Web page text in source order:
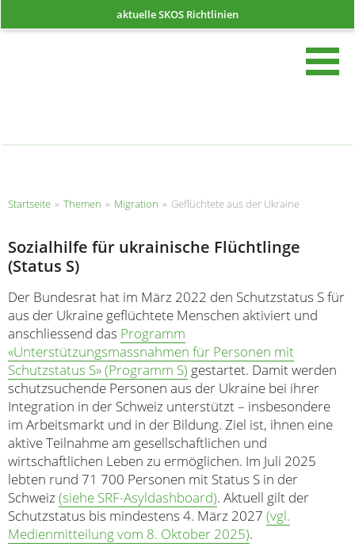
aktuelle SKOS Richtlinien
Startseite » Themen » Migration » Geflüchtete aus der Ukraine
Sozialhilfe für ukrainische Flüchtlinge
(Status S)
Der Bundesrat hat im März 2022 den Schutzstatus S für
aus der Ukraine geflüchtete Menschen aktiviert und
anschliessend das Programm
«Unterstützungsmassnahmen für Personen mit
Schutzstatus S» (Programm S) gestartet. Damit werden
schutzsuchende Personen aus der Ukraine bei ihrer
Integration in der Schweiz unterstützt – insbesondere
im Arbeitsmarkt und in der Bildung. Ziel ist, ihnen eine
aktive Teilnahme am gesellschaftlichen und
wirtschaftlichen Leben zu ermöglichen. Im Juli 2025
lebten rund 71 700 Personen mit Status S in der
Schweiz (siehe SRF-Asyldashboard). Aktuell gilt der
Schutzstatus bis mindestens 4. März 2027 (vgl.
Medienmitteilung vom 8. Oktober 2025).